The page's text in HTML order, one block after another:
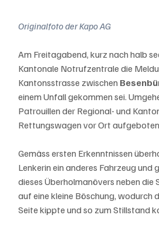
Originalfoto der Kapo AG
Am Freitagabend, kurz nach halb
Kantonale Notrufzentrale die
Kantonsstrasse zwischen
einem Unfall gekommen sei.
Patrouillen der Regional- und
Rettungswagen vor Ort
Gemäss ersten Erkenntnissen
Lenkerin ein anderes Fahrzeug und
dieses Überholmanövers neben die
auf eine kleine Böschung, wodurch
Seite kippte und so zum Stillstand